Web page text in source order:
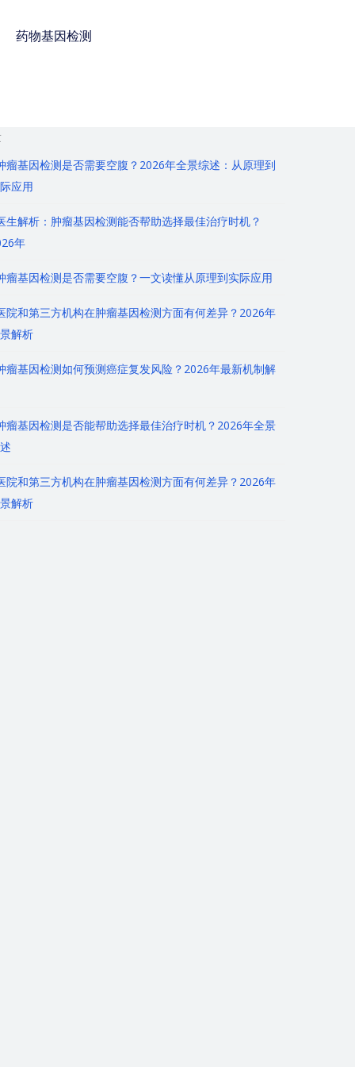
药物基因检测
瘤基因检测是否需要空腹？2026年全景综述：从原理到
应用
生解析：肿瘤基因检测能否帮助选择最佳治疗时机？
年
瘤基因检测是否需要空腹？一文读懂从原理到实际应用
院和第三方机构在肿瘤基因检测方面有何差异？2026年
解析
瘤基因检测如何预测癌症复发风险？2026年最新机制解
瘤基因检测是否能帮助选择最佳治疗时机？2026年全景
院和第三方机构在肿瘤基因检测方面有何差异？2026年
解析